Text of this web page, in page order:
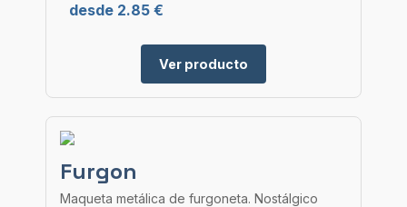
desde 2.85 €
Ver producto
Furgon
Maqueta metálica de furgoneta. Nostálgico